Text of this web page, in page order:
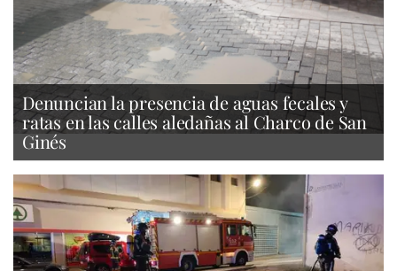
Denuncian la presencia de aguas fecales y
ratas en las calles aledañas al Charco de San
Ginés